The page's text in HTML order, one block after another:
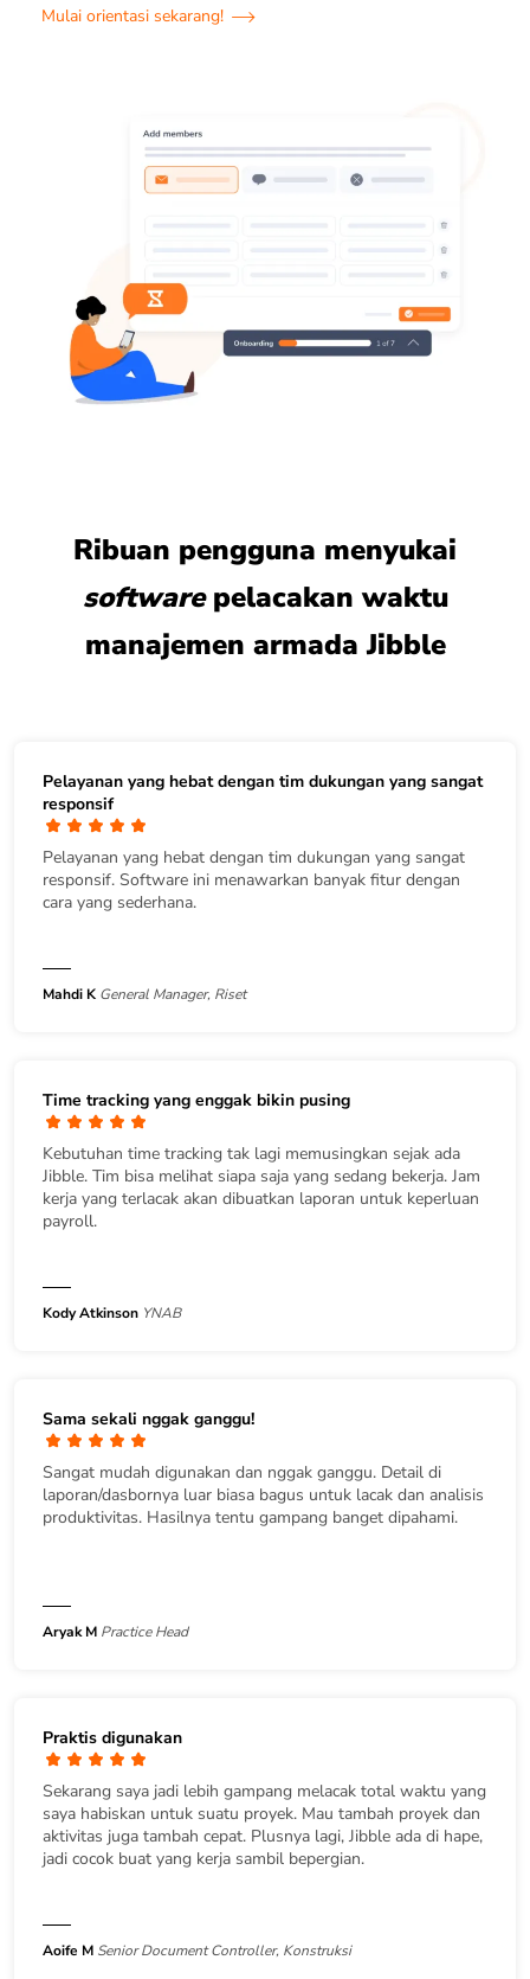
Mulai orientasi sekarang!
Ribuan pengguna menyukai
softwarepelacakan waktu
manajemen armada Jibble
Pelayanan yang hebat dengan tim dukungan yang sangat
responsif
Pelayanan yang hebat dengan tim dukungan yang sangat
responsif. Software ini menawarkan banyak fitur dengan
cara yang sederhana.
Mahdi K General Manager, Riset
Time tracking yang enggak bikin pusing
Kebutuhan time tracking tak lagi memusingkan sejak ada
Jibble. Tim bisa melihat siapa saja yang sedang bekerja. Jam
kerja yang terlacak akan dibuatkan laporan untuk keperluan
payroll.
Kody Atkinson YNAB
Sama sekali nggak ganggu!
Sangat mudah digunakan dan nggak ganggu. Detail di
laporan/dasbornya luar biasa bagus untuk lacak dan analisis
produktivitas. Hasilnya tentu gampang banget dipahami.
Aryak M Practice Head
Praktis digunakan
Sekarang saya jadi lebih gampang melacak total waktu yang
saya habiskan untuk suatu proyek. Mau tambah proyek dan
aktivitas juga tambah cepat. Plusnya lagi, Jibble ada di hape,
jadi cocok buat yang kerja sambil bepergian.
Aoife M Senior Document Controller, Konstruksi